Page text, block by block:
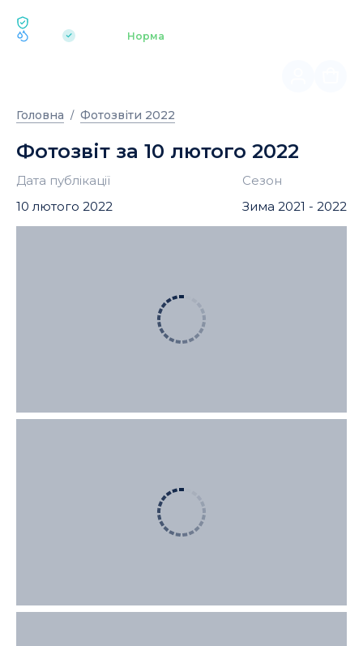
| Норма
Головна Фотозвіти 2022
Фотозвіт за 10 лютого 2022
Дата публікації
10 лютого 2022
Сезон
Зима 2021 - 2022